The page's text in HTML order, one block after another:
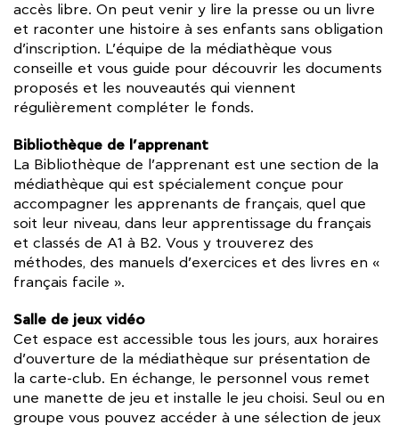
accès libre. On peut venir y lire la presse ou un livre
et raconter une histoire à ses enfants sans obligation
d’inscription. L’équipe de la médiathèque vous
conseille et vous guide pour découvrir les documents
proposés et les nouveautés qui viennent
régulièrement compléter le fonds.
Bibliothèque de l’apprenant
La Bibliothèque de l’apprenant est une section de la
médiathèque qui est spécialement conçue pour
accompagner les apprenants de français, quel que
soit leur niveau, dans leur apprentissage du français
et classés de A1 à B2. Vous y trouverez des
méthodes, des manuels d’exercices et des livres en «
français facile ».
Salle de jeux vidéo
Cet espace est accessible tous les jours, aux horaires
d’ouverture de la médiathèque sur présentation de
la carte-club. En échange, le personnel vous remet
une manette de jeu et installe le jeu choisi. Seul ou en
groupe vous pouvez accéder à une sélection de jeux